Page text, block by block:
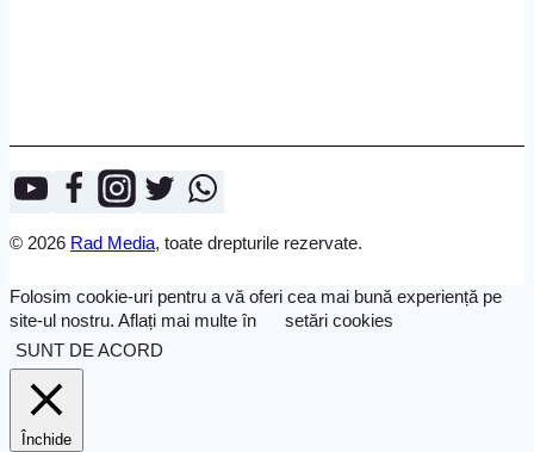
© 2026 Rad Media, toate drepturile rezervate.
Folosim cookie-uri pentru a vă oferi cea mai bună experiență pe
site-ul nostru. Aflați mai multe în
setări cookies
SUNT DE ACORD
Închide